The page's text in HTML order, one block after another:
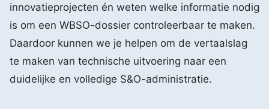
innovatieprojecten én weten welke informatie nodig
is om een WBSO-dossier controleerbaar te maken.
Daardoor kunnen we je helpen om de vertaalslag
te maken van technische uitvoering naar een
duidelijke en volledige S&O-administratie.